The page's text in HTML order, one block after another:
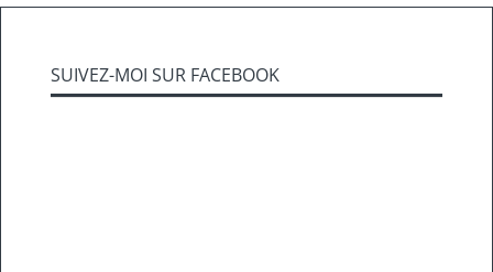
SUIVEZ-MOI SUR FACEBOOK